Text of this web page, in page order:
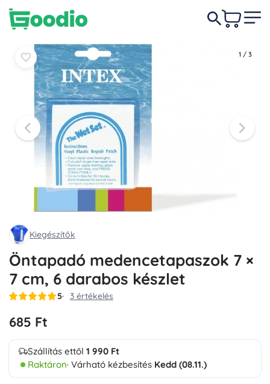
1 / 3
Kiegészítők
Öntapadó medencetapaszok 7 ×
7 cm, 6 darabos készlet
5 3 értékelés
685 Ft
Szállítás ettől 1 990 Ft
Raktáron· Várható kézbesítés Kedd (08.11.)
685 Ft Kosárba